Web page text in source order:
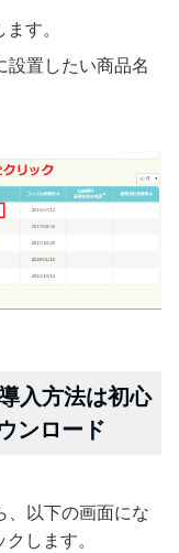
す。
設置したい商品名
入方法は初心
ンロード
、以下の画面にな
します。